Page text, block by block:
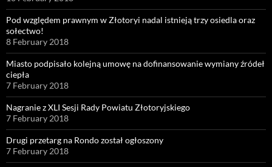
Pod względem prawnym w Złotoryi nadal istnieją trzy osiedla oraz
sołectwo!
8 February 2018
Miasto podpisało kolejną umowę na dofinansowanie wymiany źródeł
ciepła
7 February 2018
Nagranie z XLI Sesji Rady Powiatu Złotoryjskiego
7 February 2018
Drugi przetarg na Rondo został ogłoszony
7 February 2018